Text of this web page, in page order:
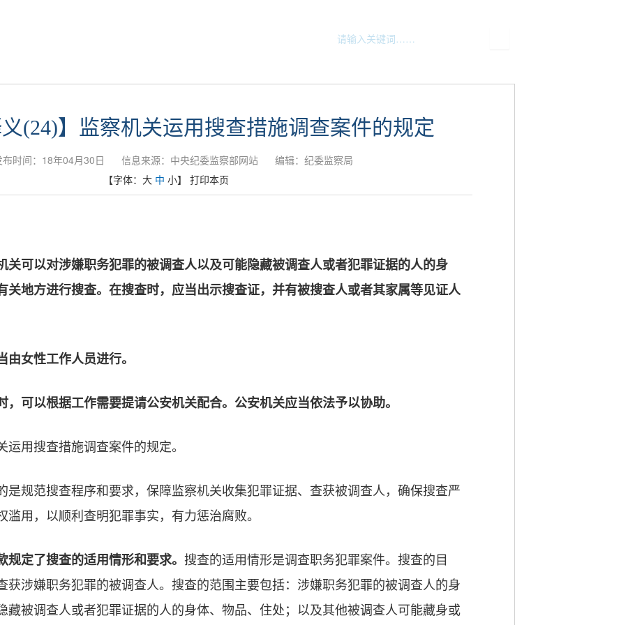
义(24)】监察机关运用搜查措施调查案件的规定
布时间：18年04月30日 信息来源：中央纪委监察部网站
编辑：纪委监察局
【字体： 大 中 小】 打印本页
可以对涉嫌职务犯罪的被调查人以及可能隐藏被调查人或者犯罪证据的人的身
关地方进行搜查。在搜查时，应当出示搜查证，并有被搜查人或者其家属等见证人
由女性工作人员进行。
，可以根据工作需要提请公安机关配合。公安机关应当依法予以协助。
运用搜查措施调查案件的规定。
是规范搜查程序和要求，保障监察机关收集犯罪证据、查获被调查人，确保搜查严
滥用，以顺利查明犯罪事实，有力惩治腐败。
规定了搜查的适用情形和要求。 搜查的适用情形是调查职务犯罪案件。搜查的目
获涉嫌职务犯罪的被调查人。搜查的范围主要包括：涉嫌职务犯罪的被调查人的身
藏被调查人或者犯罪证据的人的身体、物品、住处；以及其他被调查人可能藏身或